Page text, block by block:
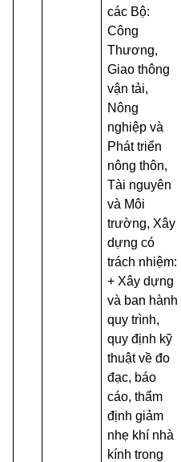
các Bộ:
Công
Thương,
Giao thông
vận tải,
Nông
nghiệp và
Phát triển
nông thôn,
Tài nguyên
và Môi
trường, Xây
dựng có
trách nhiệm:
+ Xây dựng
và ban hành
quy trình,
quy định kỹ
thuật về đo
đạc, báo
cáo, thẩm
định giảm
nhẹ khí nhà
kính trong